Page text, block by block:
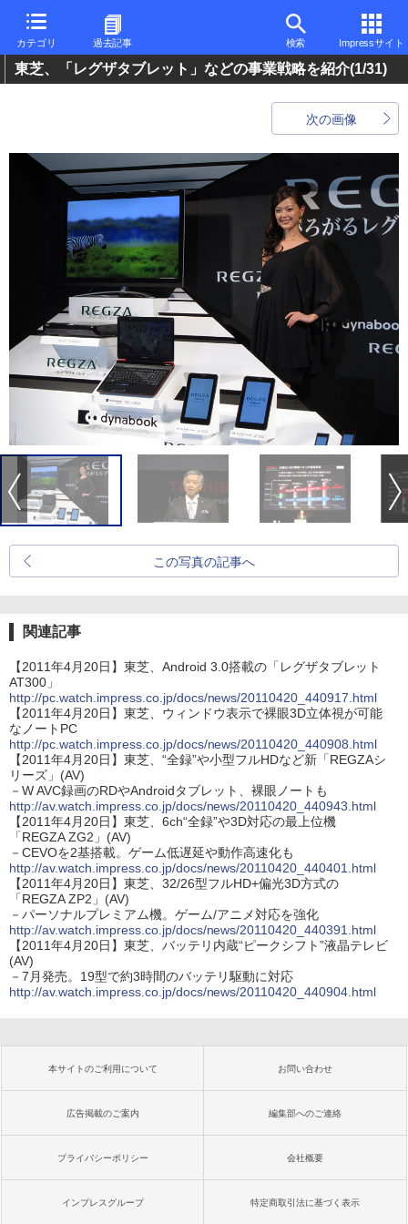
カテゴリ 過去記事 検索 Impressサイト
東芝、「レグザタブレット」などの事業戦略を紹介(1/31)
次の画像
この写真の記事へ
関連記事
【2011年4月20日】東芝、Android 3.0搭載の「レグザタブレット
AT300」
http://pc.watch.impress.co.jp/docs/news/20110420_440917.html
【2011年4月20日】東芝、ウィンドウ表示で裸眼3D立体視が可能
なノートPC
http://pc.watch.impress.co.jp/docs/news/20110420_440908.html
【2011年4月20日】東芝、“全録”や小型フルHDなど新「REGZAシ
リーズ」(AV)
－W AVC録画のRDやAndroidタブレット、裸眼ノートも
http://av.watch.impress.co.jp/docs/news/20110420_440943.html
【2011年4月20日】東芝、6ch“全録”や3D対応の最上位機
「REGZA ZG2」(AV)
－CEVOを2基搭載。ゲーム低遅延や動作高速化も
http://av.watch.impress.co.jp/docs/news/20110420_440401.html
【2011年4月20日】東芝、32/26型フルHD+偏光3D方式の
「REGZA ZP2」(AV)
－パーソナルプレミアム機。ゲーム/アニメ対応を強化
http://av.watch.impress.co.jp/docs/news/20110420_440391.html
【2011年4月20日】東芝、バッテリ内蔵“ピークシフト”液晶テレビ
(AV)
－7月発売。19型で約3時間のバッテリ駆動に対応
http://av.watch.impress.co.jp/docs/news/20110420_440904.html
本サイトのご利用について お問い合わせ
広告掲載のご案内 編集部へのご連絡
プライバシーポリシー 会社概要
インプレスグループ 特定商取引法に基づく表示